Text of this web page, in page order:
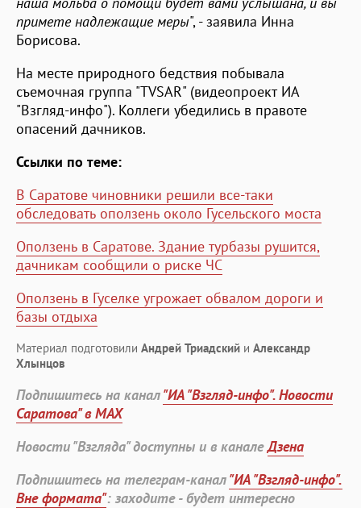
примете надлежащие меры", - заявила Инна
Борисова.
На месте природного бедствия побывала
съемочная группа "TVSAR" (видеопроект ИА
"Взгляд-инфо"). Коллеги убедились в правоте
опасений дачников.
Ссылки по теме:
В Саратове чиновники решили все-таки
обследовать оползень около Гусельского моста
Оползень в Саратове. Здание турбазы рушится,
дачникам сообщили о риске ЧС
Оползень в Гуселке угрожает обвалом дороги и
базы отдыха
Материал подготовили Андрей Триадский и Александр
Хлынцов
Подпишитесь на канал"ИА "Взгляд-инфо". Новости
Саратова" в MAX
Новости "Взгляда" доступны и в каналеДзена
Подпишитесь на телеграм-канал"ИА "Взгляд-инфо".
Вне формата": заходите - будет интересно